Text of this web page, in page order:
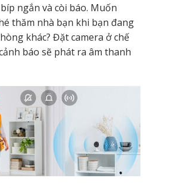
ngắn và còi báo. Muốn
thăm nhà bạn khi bạn đang
khác? Đặt camera ở chế
báo sẽ phát ra âm thanh